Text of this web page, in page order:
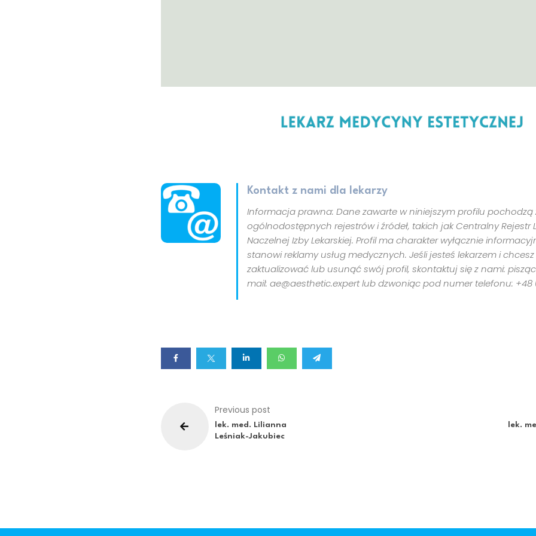
Kontakt
z
nami
Kontakt z nami dla lekarzy
Informacja prawna: Dane zawarte w niniejszym profilu pochodzą
ogólnodostępnych rejestrów i źródeł, takich jak Centralny Rejestr
Naczelnej Izby Lekarskiej. Profil ma charakter wyłącznie
stanowi reklamy usług medycznych. Jeśli jesteś lekarzem i chcesz
zaktualizować lub usunąć swój profil, skontaktuj się z nami:
mail: ae@aesthetic.expert lub dzwoniąc pod numer telefonu: +48
Previous post
lek. med. Lilianna
Leśniak-Jakubiec
lek.